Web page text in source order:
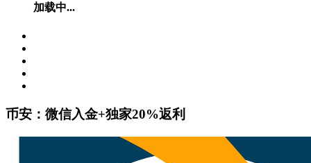
加载中...
币安：微信入金+独家20%返利